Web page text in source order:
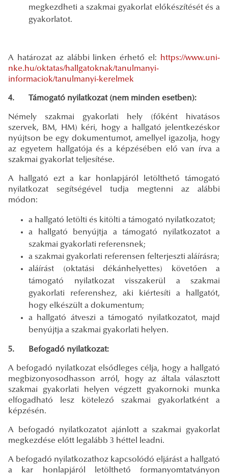
megkezdheti a szakmai gyakorlat előkészítését és a
gyakorlatot.
A határozat az alábbi linken érhető el:
https://www.uni-
nke.hu/oktatas/hallgatoknak/tanulmanyi-
informaciok/tanulmanyi-kerelmek
4. Támogató nyilatkozat (nem minden esetben):
Némely szakmai gyakorlati hely (főként hivatásos
szervek, BM, HM) kéri, hogy a hallgató jelentkezéskor
nyújtson be egy dokumentumot, amellyel igazolja, hogy
az egyetem hallgatója és a képzésében elő van írva a
szakmai gyakorlat teljesítése.
A hallgató ezt a kar honlapjáról letölthető támogató
nyilatkozat segítségével tudja megtenni az alábbi
módon:
a hallgató letölti és kitölti a támogató nyilatkozatot;
a hallgató benyújtja a támogató nyilatkozatot a
szakmai gyakorlati referensnek;
a szakmai gyakorlati referensen felterjeszti aláírásra;
aláírást (oktatási dékánhelyettes) követően a
támogató nyilatkozat visszakerül a szakmai
gyakorlati referenshez, aki kiértesíti a hallgatót,
hogy elkészült a dokumentum;
a hallgató átveszi a támogató nyilatkozatot, majd
benyújtja a szakmai gyakorlati helyen.
5. Befogadó nyilatkozat:
A befogadó nyilatkozat elsődleges célja, hogy a hallgató
megbizonyosodhasson arról, hogy az általa választott
szakmai gyakorlati helyen végzett gyakornoki munka
elfogadható lesz kötelező szakmai gyakorlatként a
képzésén.
A befogadó nyilatkozatot ajánlott a szakmai gyakorlat
megkezdése előtt legalább 3 héttel leadni.
A befogadó nyilatkozathoz kapcsolódó eljárást a hallgató
a kar honlapjáról letölthető formanyomtatványon